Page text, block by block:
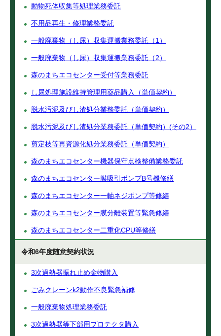
動物死体収集等処理業務委託
不用品再生・修理業務委託
一般廃棄物（し尿）収集運搬業務委託（1）
一般廃棄物（し尿）収集運搬業務委託（2）
森のまちエコセンター受付等業務委託
し尿処理施設維持管理用薬品購入（単価契約）
脱水汚泥及びし渣処分業務委託（単価契約）
脱水汚泥及びし渣処分業務委託（単価契約）(その2）
剪定枝等再資源化処分業務委託（単価契約）
森のまちエコセンター機器保守点検整備業務委託
森のまちエコセンター膜吸引ポンプB号機修繕
森のまちエコセンター一軸ネジポンプ等修繕
森のまちエコセンター膜分離装置等緊急修繕
森のまちエコセンター二重化CPU等修繕
令和6年度随意契約状況
3次過熱器振れ止め金物購入
ごみクレーンk2動作不良緊急補修
一般廃棄物処理業務委託
3次過熱器等下部用プロテクタ購入